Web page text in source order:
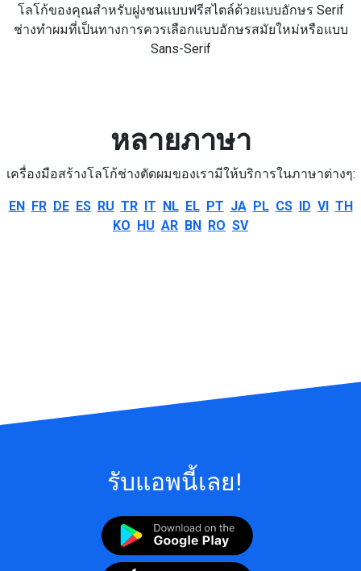
โลโก้ของคุณสำหรับฝูงชนแบบฟรีสไตล์ด้วยแบบอักษร Serif
ช่างทำผมที่เป็นทางการควรเลือกแบบอักษรสมัยใหม่หรือแบบ
Sans-Serif
หลายภาษา
เครื่องมือสร้างโลโก้ช่างตัดผมของเรามีให้บริการในภาษาต่างๆ:
EN FR DE ES RU TR IT NL EL PT JA PL CS ID VI TH
KO HU AR BN RO SV
รับแอพนี้เลย!